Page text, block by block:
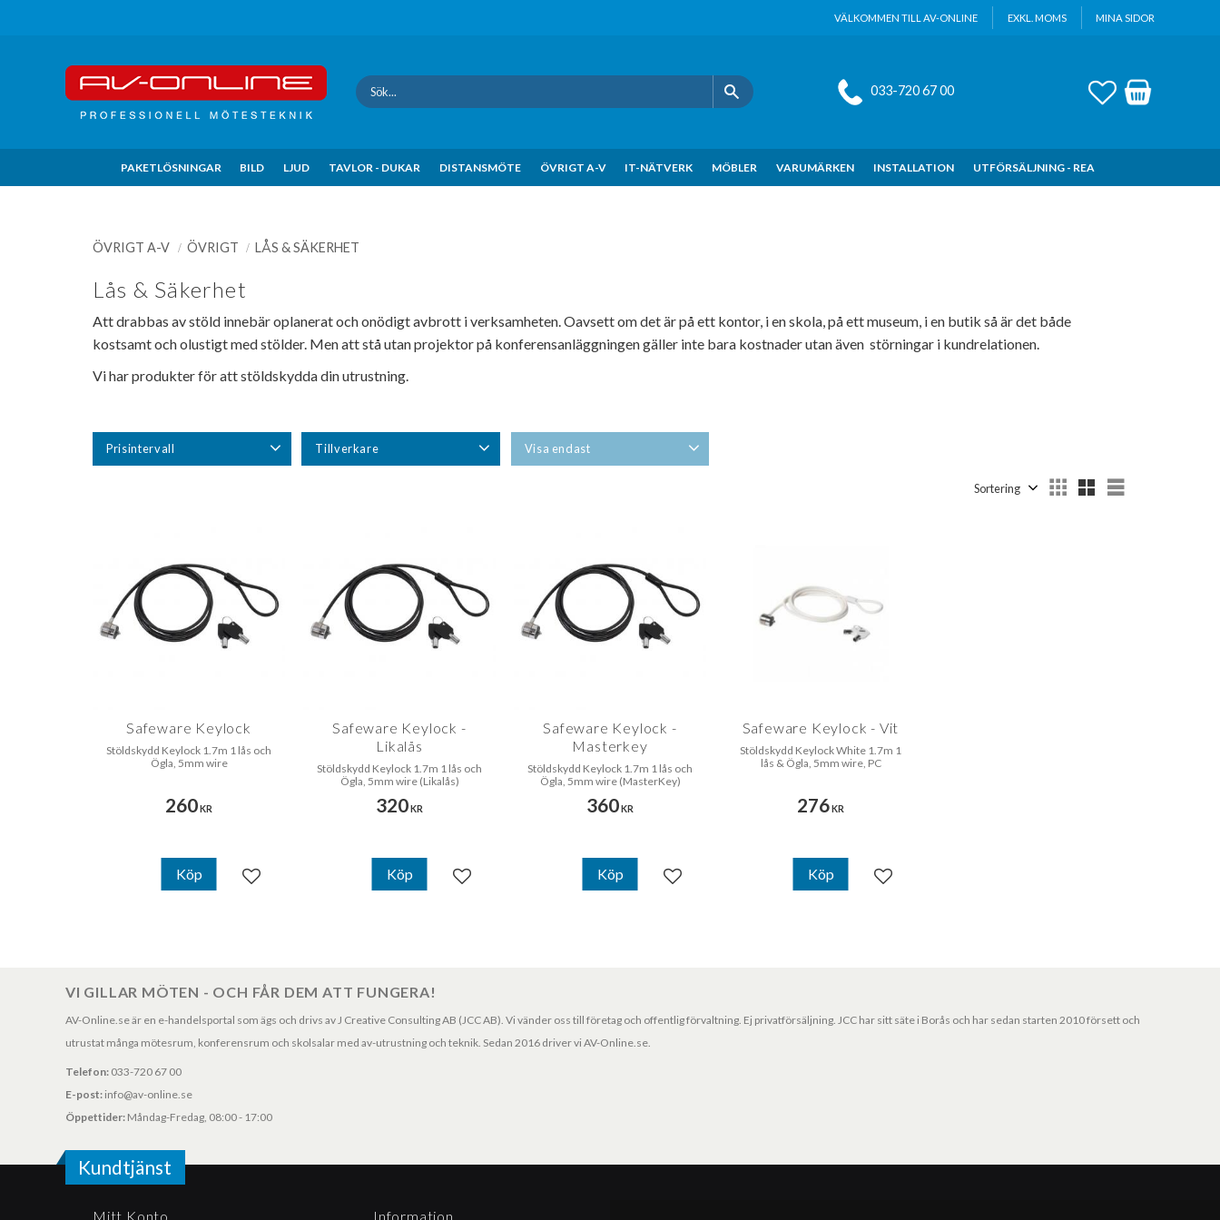
VÄLKOMMEN TILL AV-ONLINE EXKL. MOMS MINA SIDOR
033-720 67 00 FAVORITER
KUNDVAGN
PAKETLÖSNINGAR BILD LJUD TAVLOR - DUKAR DISTANSMÖTE ÖVRIGT A-V IT-NÄTVERK MÖBLER VARUMÄRKEN INSTALLATION UTFÖRSÄLJNING - REA
ÖVRIGT A-V ÖVRIGT LÅS & SÄKERHET
Lås & Säkerhet
Att drabbas av stöld innebär oplanerat och onödigt avbrott i verksamheten. Oavsett om det är på ett kontor, i en skola, på ett museum, i en butik så är det både
kostsamt och olustigt med stölder. Men att stå utan projektor på konferensanläggningen gäller inte bara kostnader utan även störningar i kundrelationen.
Vi har produkter för att stöldskydda din utrustning.
Prisintervall Tillverkare Visa endast
Safeware Keylock
Stöldskydd Keylock 1.7m 1 lås och
Ögla, 5mm wire
260KR
Lägg till i favoriter
Köp
Safeware Keylock -
Likalås
Stöldskydd Keylock 1.7m 1 lås och
Ögla, 5mm wire (Likalås)
320KR
Lägg till i favoriter
Köp
Safeware Keylock -
Masterkey
Stöldskydd Keylock 1.7m 1 lås och
Ögla, 5mm wire (MasterKey)
360KR
Lägg till i favoriter
Köp
Safeware Keylock - Vit
Stöldskydd Keylock White 1.7m 1
lås & Ögla, 5mm wire, PC
276KR
Lägg till i favoriter
Köp
VI GILLAR MÖTEN - OCH FÅR DEM ATT FUNGERA!
AV-Online.se är en e-handelsportal som ägs och drivs av J Creative Consulting AB (JCC AB). Vi vänder oss till företag och offentlig förvaltning. Ej privatförsäljning. JCC har sitt säte i Borås och har sedan starten 2010 försett och
utrustat många mötesrum, konferensrum och skolsalar med av-utrustning och teknik. Sedan 2016 driver vi AV-Online.se.
Telefon: 033-720 67 00
E-post: info@av-online.se
Öppettider: Måndag-Fredag, 08:00 - 17:00
Kundtjänst
Mitt Konto Information